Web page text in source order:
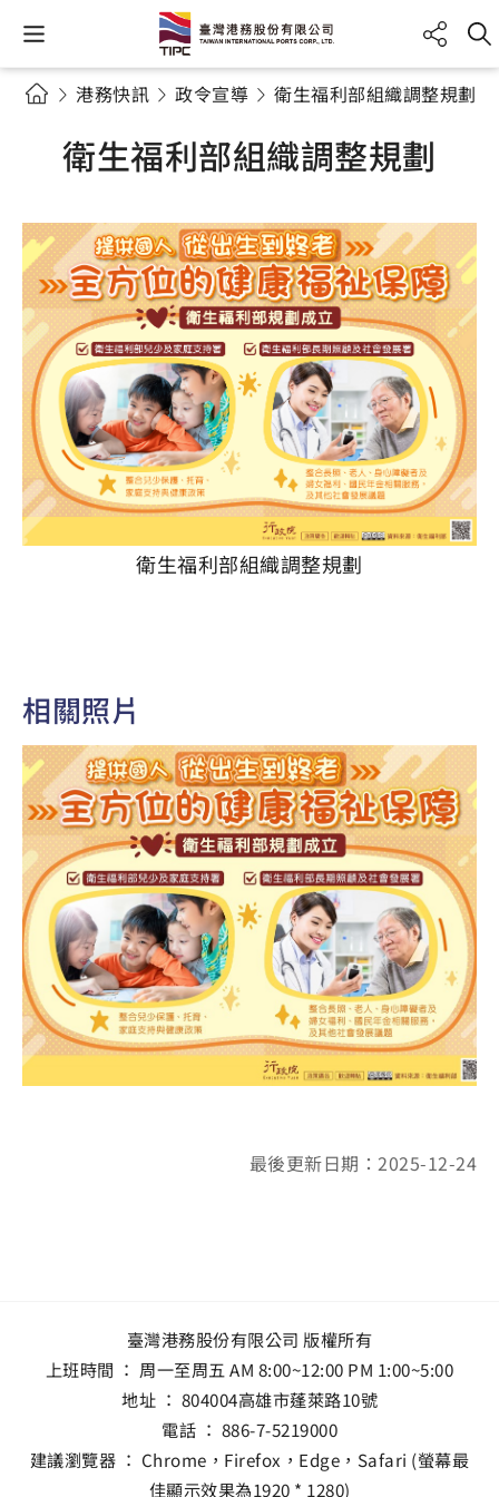
港務快訊 政令宣導 衛生福利部組織調整規劃
衛生福利部組織調整規劃
衛生福利部組織調整規劃
相關照片
最後更新日期：2025-12-24
臺灣港務股份有限公司 版權所有
上班時間 ： 周一至周五 AM 8:00~12:00 PM 1:00~5:00
地址 ： 804004高雄市蓬萊路10號
電話 ： 886-7-5219000
建議瀏覽器 ： Chrome，Firefox，Edge，Safari (螢幕最
佳顯示效果為1920 * 1280)